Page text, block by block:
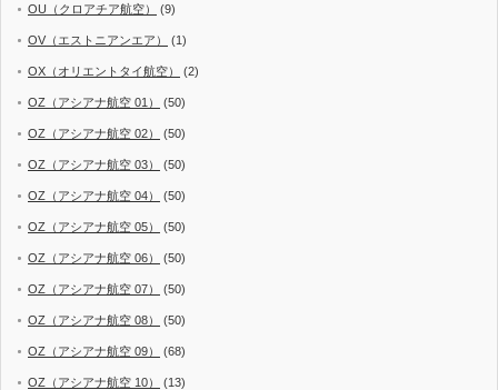
OU（クロアチア航空） (9)
OV（エストニアンエア） (1)
OX（オリエントタイ航空） (2)
OZ（アシアナ航空 01） (50)
OZ（アシアナ航空 02） (50)
OZ（アシアナ航空 03） (50)
OZ（アシアナ航空 04） (50)
OZ（アシアナ航空 05） (50)
OZ（アシアナ航空 06） (50)
OZ（アシアナ航空 07） (50)
OZ（アシアナ航空 08） (50)
OZ（アシアナ航空 09） (68)
OZ（アシアナ航空 10） (13)